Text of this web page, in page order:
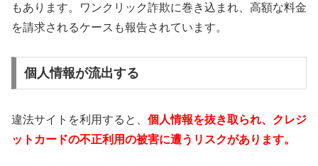
もあります。ワンクリック詐欺に巻き込まれ、高額な料金
を請求されるケースも報告されています。
個人情報が流出する
違法サイトを利用すると、 個人情報を抜き取られ、クレジ
ットカードの不正利用の被害に遭うリスクがあります。